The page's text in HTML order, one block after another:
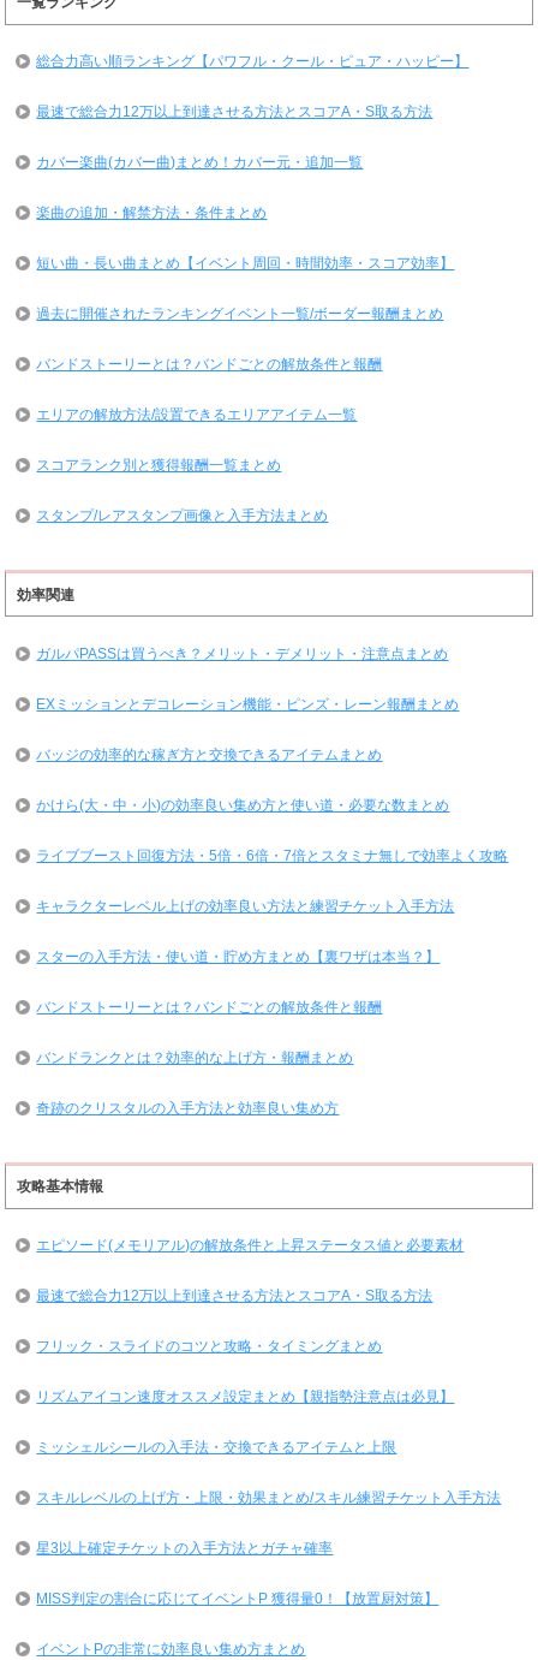
総合力高い順ランキング【パワフル・クール・ピュア・ハッピー】
最速で総合力12万以上到達させる方法とスコアA・S取る方法
カバー楽曲(カバー曲)まとめ！カバー元・追加一覧
楽曲の追加・解禁方法・条件まとめ
短い曲・長い曲まとめ【イベント周回・時間効率・スコア効率】
過去に開催されたランキングイベント一覧/ボーダー報酬まとめ
バンドストーリーとは？バンドごとの解放条件と報酬
エリアの解放方法/設置できるエリアアイテム一覧
スコアランク別と獲得報酬一覧まとめ
スタンプ/レアスタンプ画像と入手方法まとめ
効率関連
ガルパPASSは買うべき？メリット・デメリット・注意点まとめ
EXミッションとデコレーション機能・ピンズ・レーン報酬まとめ
バッジの効率的な稼ぎ方と交換できるアイテムまとめ
かけら(大・中・小)の効率良い集め方と使い道・必要な数まとめ
ライブブースト回復方法・5倍・6倍・7倍とスタミナ無しで効率よく攻略
キャラクターレベル上げの効率良い方法と練習チケット入手方法
スターの入手方法・使い道・貯め方まとめ【裏ワザは本当？】
バンドストーリーとは？バンドごとの解放条件と報酬
バンドランクとは？効率的な上げ方・報酬まとめ
奇跡のクリスタルの入手方法と効率良い集め方
攻略基本情報
エピソード(メモリアル)の解放条件と上昇ステータス値と必要素材
最速で総合力12万以上到達させる方法とスコアA・S取る方法
フリック・スライドのコツと攻略・タイミングまとめ
リズムアイコン速度オススメ設定まとめ【親指勢注意点は必見】
ミッシェルシールの入手法・交換できるアイテムと上限
スキルレベルの上げ方・上限・効果まとめ/スキル練習チケット入手方法
星3以上確定チケットの入手方法とガチャ確率
MISS判定の割合に応じてイベントP 獲得量0！【放置厨対策】
イベントPの非常に効率良い集め方まとめ